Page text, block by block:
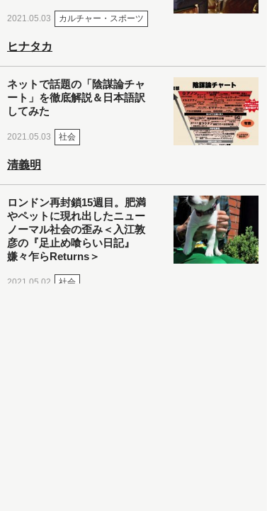
2021.05.03 カルチャー・スポーツ
ヒナタカ
ネットで話題の「陰謀論チャ
ート」を徹底解説＆日本語訳
してみた
2021.05.03 社会
清義明
ロンドン再封鎖15週目。肥満
やペットに現れ出したニュー
ノーマル社会の歪み＜入江敦
彦の『足止め喰らい日記』
嫌々乍らReturns＞
2021.05.02 社会